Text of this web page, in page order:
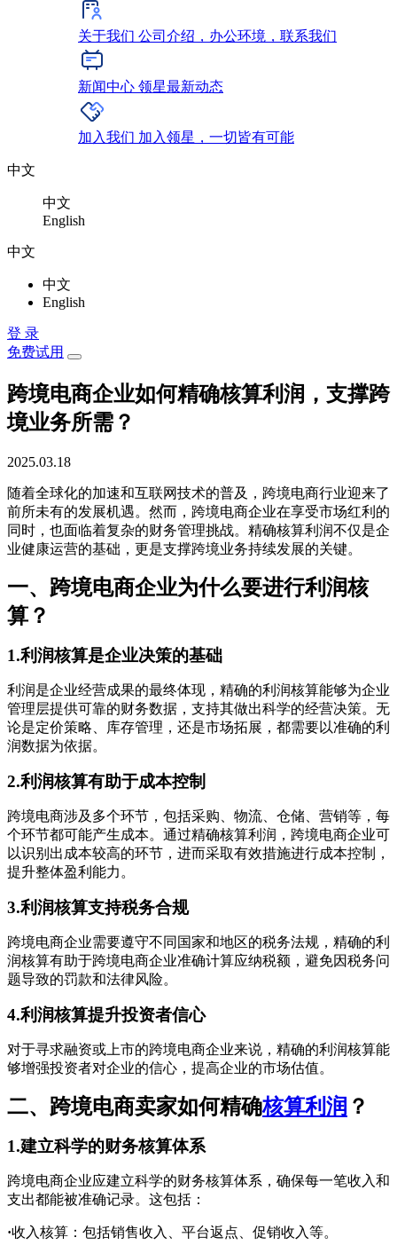
关于我们 公司介绍，办公环境，联系我们
新闻中心 领星最新动态
加入我们 加入领星，一切皆有可能
中文
中文
English
中文
中文
English
登 录
免费试用
跨境电商企业如何精确核算利润，支撑跨
境业务所需？
2025.03.18
随着全球化的加速和互联网技术的普及，跨境电商行业迎来了
前所未有的发展机遇。然而，跨境电商企业在享受市场红利的
同时，也面临着复杂的财务管理挑战。精确核算利润不仅是企
业健康运营的基础，更是支撑跨境业务持续发展的关键。
一、跨境电商企业为什么要进行利润核
算？
1.利润核算是企业决策的基础
利润是企业经营成果的最终体现，精确的利润核算能够为企业
管理层提供可靠的财务数据，支持其做出科学的经营决策。无
论是定价策略、库存管理，还是市场拓展，都需要以准确的利
润数据为依据。
2.利润核算有助于成本控制
跨境电商涉及多个环节，包括采购、物流、仓储、营销等，每
个环节都可能产生成本。通过精确核算利润，跨境电商企业可
以识别出成本较高的环节，进而采取有效措施进行成本控制，
提升整体盈利能力。
3.利润核算支持税务合规
跨境电商企业需要遵守不同国家和地区的税务法规，精确的利
润核算有助于跨境电商企业准确计算应纳税额，避免因税务问
题导致的罚款和法律风险。
4.利润核算提升投资者信心
对于寻求融资或上市的跨境电商企业来说，精确的利润核算能
够增强投资者对企业的信心，提高企业的市场估值。
二、跨境电商卖家如何精确核算利润 ？
1.建立科学的财务核算体系
跨境电商企业应建立科学的财务核算体系，确保每一笔收入和
支出都能被准确记录。这包括：
·收入核算：包括销售收入、平台返点、促销收入等。